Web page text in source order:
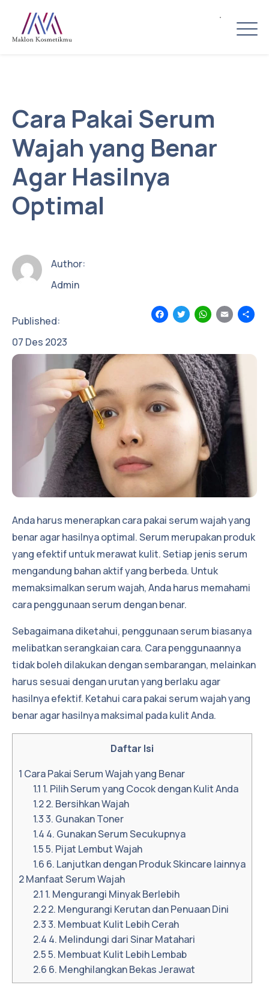
Cara Pakai Serum
Wajah yang Benar
Agar Hasilnya
Optimal
Author:
Admin
Published:
07 Des 2023
Facebook
TwitterWhatsApp
Email
Anda harus menerapkan cara pakai serum wajah yang
benar agar hasilnya optimal. Serum merupakan produk
yang efektif untuk merawat kulit. Setiap jenis serum
mengandung bahan aktif yang berbeda. Untuk
memaksimalkan serum wajah, Anda harus memahami
cara penggunaan serum dengan benar.
Sebagaimana diketahui, penggunaan serum biasanya
melibatkan serangkaian cara. Cara penggunaannya
tidak boleh dilakukan dengan sembarangan, melainkan
harus sesuai dengan urutan yang berlaku agar
hasilnya efektif. Ketahui cara pakai serum wajah yang
benar agar hasilnya maksimal pada kulit Anda.
Daftar Isi
1 Cara Pakai Serum Wajah yang Benar
1.1 1. Pilih Serum yang Cocok dengan Kulit Anda
1.22. Bersihkan Wajah
1.33. Gunakan Toner
1.4 4. Gunakan Serum Secukupnya
1.55. Pijat Lembut Wajah
1.6 6. Lanjutkan dengan Produk Skincare lainnya
2Manfaat Serum Wajah
2.1 1. Mengurangi Minyak Berlebih
2.22. Mengurangi Kerutan dan Penuaan Dini
2.33. Membuat Kulit Lebih Cerah
2.4 4. Melindungi dari Sinar Matahari
2.55. Membuat Kulit Lebih Lembab
2.6 6. Menghilangkan Bekas Jerawat